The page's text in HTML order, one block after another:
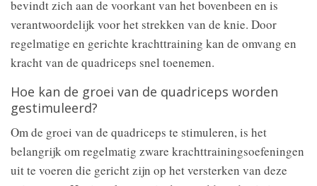
bevindt zich aan de voorkant van het bovenbeen en is
verantwoordelijk voor het strekken van de knie. Door
regelmatige en gerichte krachttraining kan de omvang en
kracht van de quadriceps snel toenemen.
Hoe kan de groei van de quadriceps worden
gestimuleerd?
Om de groei van de quadriceps te stimuleren, is het
belangrijk om regelmatig zware krachttrainingsoefeningen
uit te voeren die gericht zijn op het versterken van deze